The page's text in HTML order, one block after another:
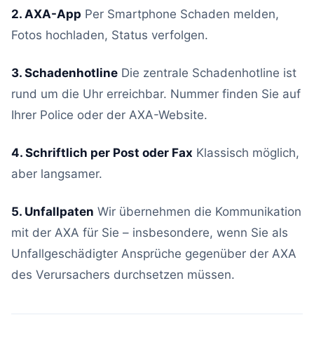
2. AXA-App Per Smartphone Schaden melden,
Fotos hochladen, Status verfolgen.
3. Schadenhotline Die zentrale Schadenhotline ist
rund um die Uhr erreichbar. Nummer finden Sie auf
Ihrer Police oder der AXA-Website.
4. Schriftlich per Post oder Fax Klassisch möglich,
aber langsamer.
5. Unfallpaten Wir übernehmen die Kommunikation
mit der AXA für Sie – insbesondere, wenn Sie als
Unfallgeschädigter Ansprüche gegenüber der AXA
des Verursachers durchsetzen müssen.